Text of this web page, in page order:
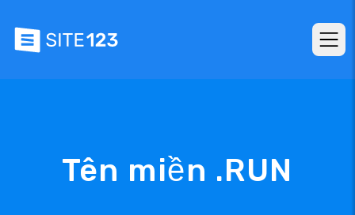
Tên miền .RUN